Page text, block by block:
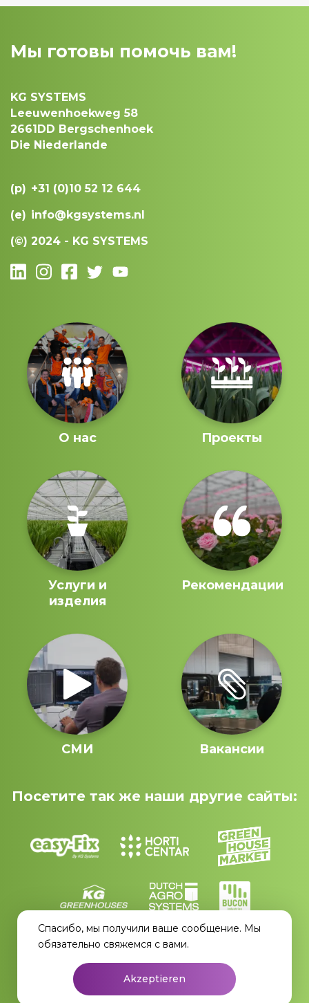
Мы готовы помочь вам!
KG SYSTEMS
Leeuwenhoekweg 58
2661DD Bergschenhoek
Die Niederlande
(p) +31 (0)10 52 12 644
(e) info@kgsystems.nl
(©) 2024 - KG SYSTEMS
О нас Проекты
Услуги и
изделия
Рекомендации
СМИ Вакансии
Посетите так же наши другие сайты:
Спасибо, мы получили ваше сообщение. Мы
обязательно свяжемся с вами.
Akzeptieren